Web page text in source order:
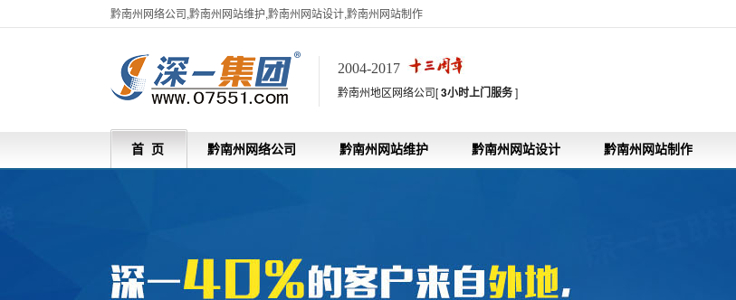
黔南州网络公司,黔南州网站维护,黔南州网站设计,黔南州网站制作
2004-2017
黔南州地区网络公司[3小时上门服务]
首 页 黔南州网络公司 黔南州网站维护 黔南州网站设计 黔南州网站制作